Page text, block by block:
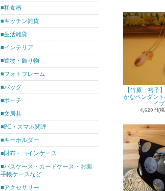
■和食器
■キッチン雑貨
■生活雑貨
■インテリア
■置物・飾り物
■フォトフレーム
■バッグ
■ポーチ
■文房具
■PC・スマホ関連
■キーホルダー
■財布・コインケース
■パスケース・カードケース・お薬
手帳ケースなど
■アクセサリー
【竹原 裕子
かなペンダン
イ
4,620円(